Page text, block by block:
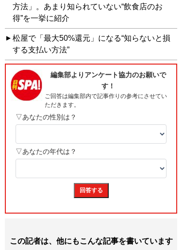
方法」。あまり知られていない“飲食店のお
得”を一挙に紹介
松屋で「最大50%還元」になる“知らないと損
する支払い方法”
この記者は、他にもこんな記事を書いています